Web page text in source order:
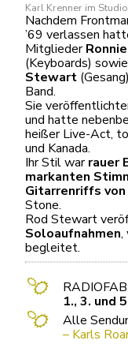
Karl Krenner im Studio
Nachdem
’69 verlassen
Mitglieder
(Keyboards) sowie
Stewart
Band.
Sie
und hatte
heißer Live-Act,
und Kanada.
Ihr Stil warrauer
markanten
Gitarrenriffs von
Stone.
Rod Stewart
Soloaufnahmen,
begleitet.
1., 3. und
Alle
– Karls